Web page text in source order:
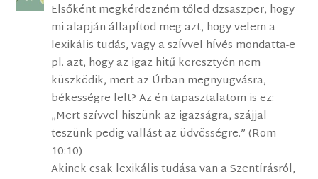
Elsőként megkérdezném tőled dzsaszper, hogy
mi alapján állapÍtod meg azt, hogy velem a
lexikális tudás, vagy a szÍvvel hÍvés mondatta-e
pl. azt, hogy az igaz hitű keresztyén nem
küszködik, mert az Úrban megnyugvásra,
békességre lelt? Az én tapasztalatom is ez:
„Mert szívvel hiszünk az igazságra, szájjal
teszünk pedig vallást az üdvösségre.” (Rom
10:10)
Akinek csak lexikális tudása van a SzentÍrásról,